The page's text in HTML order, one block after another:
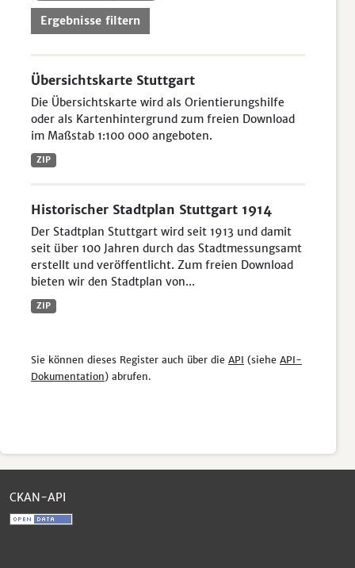
Ergebnisse filtern
Übersichtskarte Stuttgart
Die Übersichtskarte wird als Orientierungshilfe
oder als Kartenhintergrund zum freien Download
im Maßstab 1:100 000 angeboten.
ZIP
Historischer Stadtplan Stuttgart 1914
Der Stadtplan Stuttgart wird seit 1913 und damit
seit über 100 Jahren durch das Stadtmessungsamt
erstellt und veröffentlicht. Zum freien Download
bieten wir den Stadtplan von...
ZIP
Sie können dieses Register auch über die API (siehe API-
Dokumentation) abrufen.
CKAN-API